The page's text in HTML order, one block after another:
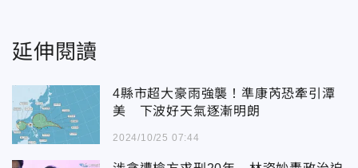
延伸閱讀
4縣市超大豪雨強襲！準康芮恐牽引潭
美 下波好天氣逐漸明朗
2024/10/25 07:44